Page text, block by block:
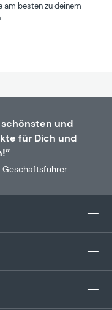
am besten zu deinem
und
für Dich und